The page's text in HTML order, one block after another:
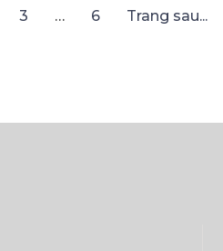
3 … 6 Trang sau...